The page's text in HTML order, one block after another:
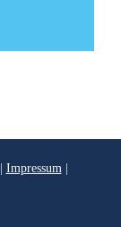
Impressum|